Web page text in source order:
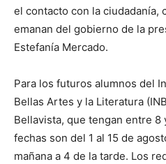
el contacto con la ciudadanía,
emanan del gobierno de la
Estefanía Mercado.
Para los futuros alumnos del
Bellas Artes y la Literatura
Bellavista, que tengan entre 8
fechas son del 1 al 15 de
mañana a 4 de la tarde. Los